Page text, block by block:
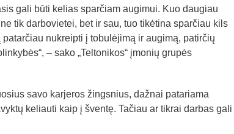
gali būti kelias sparčiam augimui. Kuo daugiau
tik darbovietei, bet ir sau, tuo tikėtina sparčiau kils
nukreipti į tobulėjimą ir augimą, patirčių
– sako „Teltonikos“ įmonių grupės
savo karjeros žingsnius, dažnai patariama
keliauti kaip į šventę. Tačiau ar tikrai darbas gali